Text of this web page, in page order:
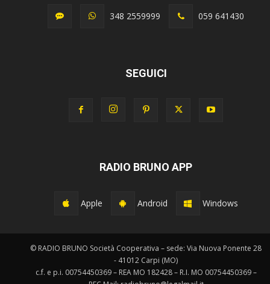
348 2559999 059 641430
SEGUICI
RADIO BRUNO APP
Apple Android Windows
© RADIO BRUNO Società Cooperativa – sede: Via Nuova Ponente 28
- 41012 Carpi (MO)
c.f. e p.i. 00754450369 – REA MO 182428 – R.I. MO 00754450369 –